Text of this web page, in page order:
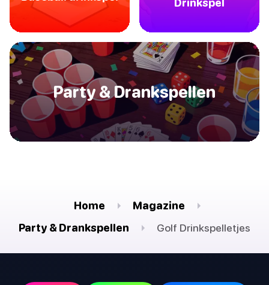
Drinkspel
Party & Drankspellen
Home
Magazine
Party & Drankspellen
Golf Drinkspelletjes